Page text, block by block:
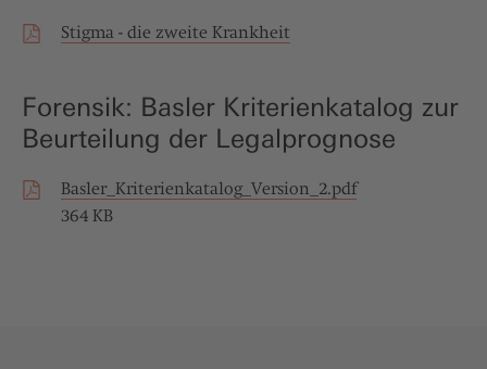
Stigma - die zweite Krankheit
Forensik: Basler Kriterienkatalog zur
Beurteilung der Legalprognose
Basler_Kriterienkatalog_Version_2.pdf
364 KB